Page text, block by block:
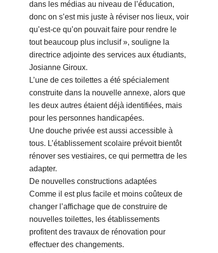
dans les médias au niveau de l’éducation,
donc on s’est mis juste à réviser nos lieux, voir
qu’est-ce qu’on pouvait faire pour rendre le
tout beaucoup plus inclusif », souligne la
directrice adjointe des services aux étudiants,
Josianne Giroux.
L’une de ces toilettes a été spécialement
construite dans la nouvelle annexe, alors que
les deux autres étaient déjà identifiées, mais
pour les personnes handicapées.
Une douche privée est aussi accessible à
tous. L’établissement scolaire prévoit bientôt
rénover ses vestiaires, ce qui permettra de les
adapter.
De nouvelles constructions adaptées
Comme il est plus facile et moins coûteux de
changer l’affichage que de construire de
nouvelles toilettes, les établissements
profitent des travaux de rénovation pour
effectuer des changements.